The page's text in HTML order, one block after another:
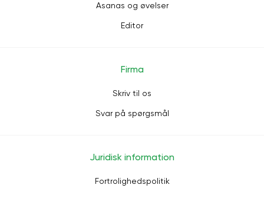
Asanas og øvelser
Editor
Firma
Skriv til os
Svar på spørgsmål
Juridisk information
Fortrolighedspolitik